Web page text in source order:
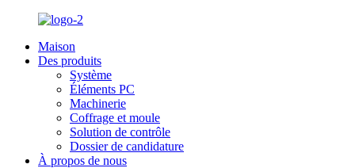
Maison
Des produits
Système
Éléments PC
Machinerie
Coffrage et moule
Solution de contrôle
Dossier de candidature
À propos de nous